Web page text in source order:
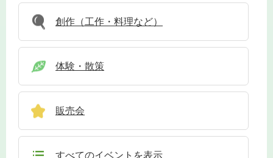
創作（工作・料理など）
体験・散策
販売会
すべてのイベントを表示